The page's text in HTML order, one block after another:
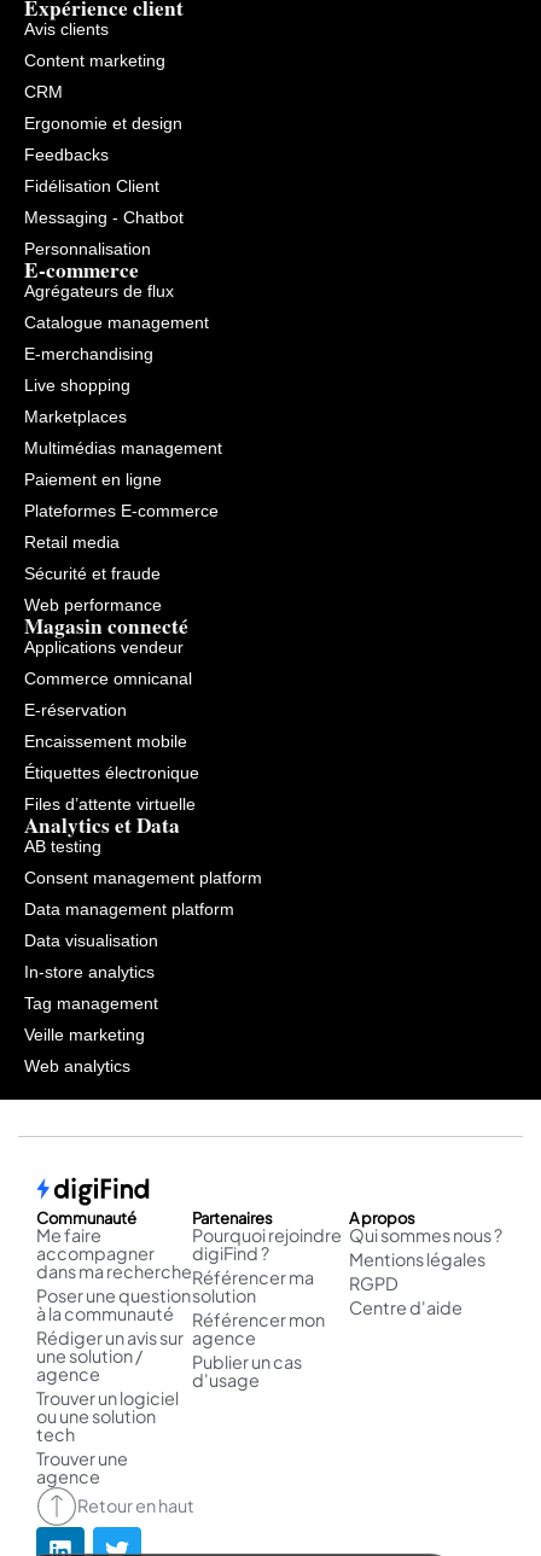
Expérience client
Avis clients
Content marketing
CRM
Ergonomie et design
Feedbacks
Fidélisation Client
Messaging - Chatbot
Personnalisation
E-commerce
Agrégateurs de flux
Catalogue management
E-merchandising
Live shopping
Marketplaces
Multimédias management
Paiement en ligne
Plateformes E-commerce
Retail media
Sécurité et fraude
Web performance
Magasin connecté
Applications vendeur
Commerce omnicanal
E-réservation
Encaissement mobile
Étiquettes électronique
Files d’attente virtuelle
Analytics et Data
AB testing
Consent management platform
Data management platform
Data visualisation
In-store analytics
Tag management
Veille marketing
Web analytics
Communauté
Me faire
accompagner
dans ma recherche
Poser une question
à la communauté
Rédiger un avis sur
une solution /
agence
Trouver un logiciel
ou une solution
tech
Trouver une
agence
Partenaires
Pourquoi rejoindre
digiFind ?
Référencer ma
solution
Référencer mon
agence
Publier un cas
d'usage
A propos
Qui sommes nous ?
Mentions légales
RGPD
Centre d'aide
Retour en haut